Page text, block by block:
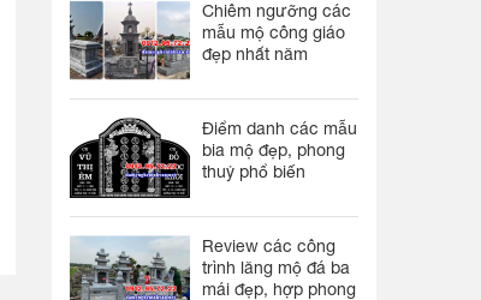
Chiêm ngưỡng các
mẫu mộ công giáo
đẹp nhất năm
Điểm danh các mẫu
bia mộ đẹp, phong
thuỷ phổ biến
Review các công
trình lăng mộ đá ba
mái đẹp, hợp phong